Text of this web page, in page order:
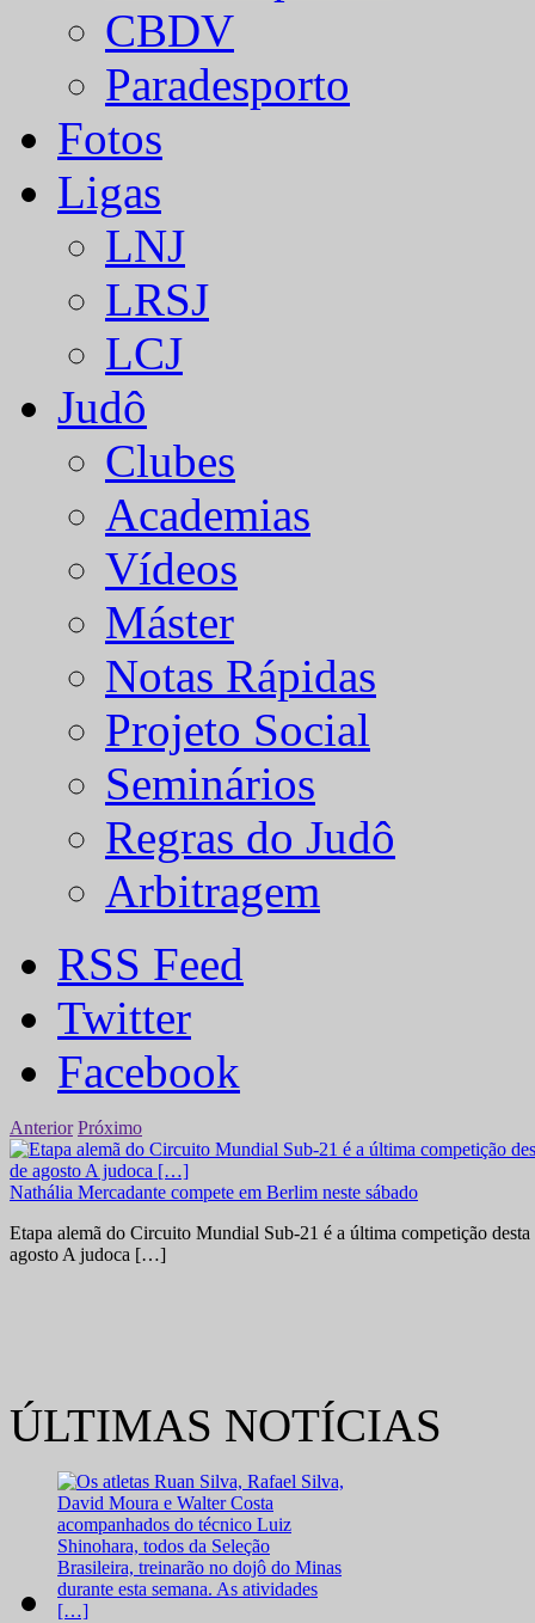
CBDV
Paradesporto
Fotos
Ligas
LNJ
LRSJ
LCJ
Judô
Clubes
Academias
Vídeos
Máster
Notas Rápidas
Projeto Social
Seminários
Regras do Judô
Arbitragem
RSS Feed
Twitter
Facebook
Anterior Próximo
Nathália Mercadante compete em Berlim neste sábado
Etapa alemã do Circuito Mundial Sub-21 é a última competição
agosto A judoca […]
ÚLTIMAS NOTÍCIAS